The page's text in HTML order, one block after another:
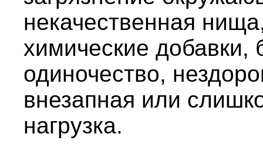
некачественная
химические добавки,
одиночество,
внезапная или
нагрузка.